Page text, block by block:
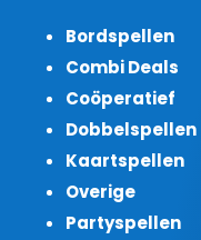
Bordspellen
Combi Deals
Coöperatief
Dobbelspellen
Kaartspellen
Overige
Partyspellen